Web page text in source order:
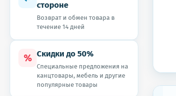
стороне
Возврат и обмен товара в
течение 14 дней
% Скидки до 50%
Специальные предложения на
канцтовары, мебель и другие
популярные товары